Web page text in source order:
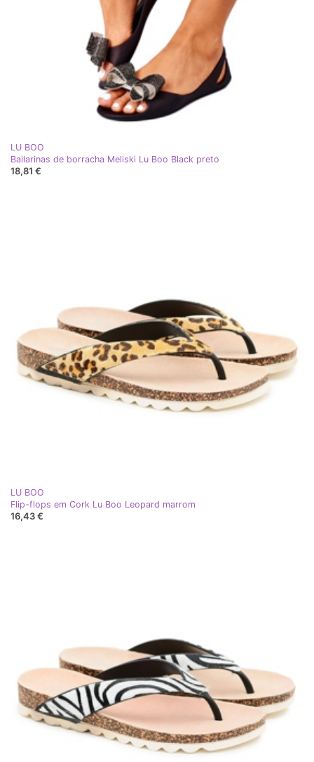
LU BOO
Bailarinas de borracha Meliski Lu Boo Black preto
18,81 €
LU BOO
Flip-flops em Cork Lu Boo Leopard marrom
16,43 €